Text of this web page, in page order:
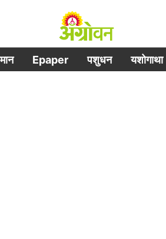
Epaper पशुधन यशोगाथा